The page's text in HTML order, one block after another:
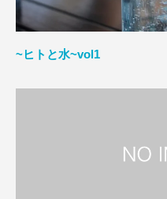
~ヒトと水~vol1